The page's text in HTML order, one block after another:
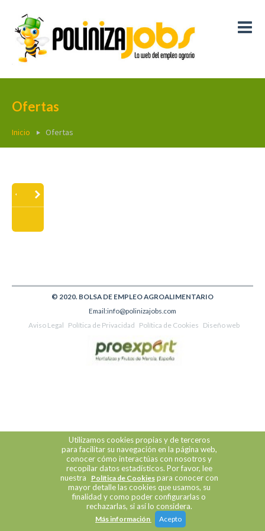
Ofertas
Inicio Ofertas
© 2020. BOLSA DE EMPLEO AGROALIMENTARIO
Email:info@polinizajobs.com
Aviso Legal Política de Privacidad Política de Cookies Diseño web
Utilizamos cookies propias y de terceros
para facilitar su navegación en la página web,
conocer cómo interactúas con nosotros y
recopilar datos estadísticos. Por favor, lee
nuestra
Política de Cookiespara conocer con
mayor detalle las cookies que usamos, su
finalidad y como poder configurarlas o
rechazarlas, si así lo considera.
Más información Acepto